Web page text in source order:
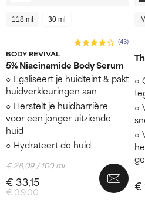
118 ml 30 ml
BODY REVIVAL
(43)
5% Niacinamide Body Serum
Egaliseert je huidteint & pakt
huidverkleuringen aan
Herstelt je huidbarrière
voor een jonger uitziende
huid
Hydrateert de huid
€ 39,00
€ 33,15
€ 28,09 / 100 ml
€